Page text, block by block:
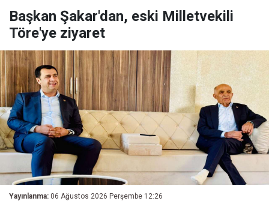
Başkan Şakar'dan, eski Milletvekili
Töre'ye ziyaret
Yayınlanma: 06 Ağustos 2026 Perşembe 12:26